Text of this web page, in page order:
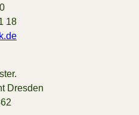
18
Dres­den